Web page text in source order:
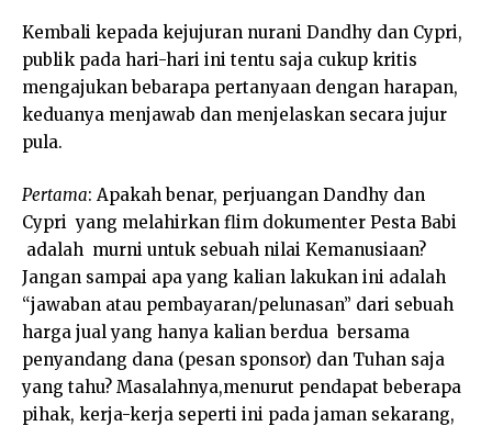
Kembali kepada kejujuran nurani Dandhy dan Cypri,
publik pada hari-hari ini tentu saja cukup kritis
mengajukan bebarapa pertanyaan dengan harapan,
keduanya menjawab dan menjelaskan secara jujur
pula.
Pertama: Apakah benar, perjuangan Dandhy dan
Cypri yang melahirkan flim dokumenter Pesta Babi
adalah murni untuk sebuah nilai Kemanusiaan?
Jangan sampai apa yang kalian lakukan ini adalah
“jawaban atau pembayaran/pelunasan” dari sebuah
harga jual yang hanya kalian berdua bersama
penyandang dana (pesan sponsor) dan Tuhan saja
yang tahu? Masalahnya,menurut pendapat beberapa
pihak, kerja-kerja seperti ini pada jaman sekarang,